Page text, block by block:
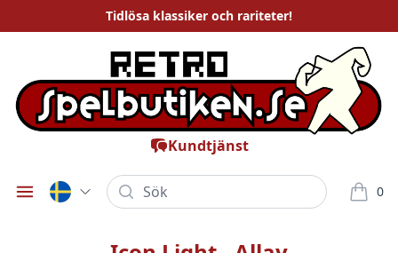
Tidlösa klassiker och rariteter!
Kundtjänst
Öppna meny
Sök 0
varor i